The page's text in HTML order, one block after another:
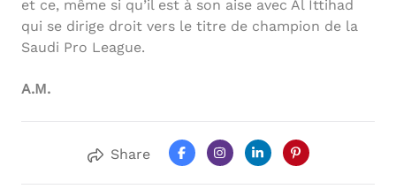
et ce, même si qu’il est à son aise avec Al Ittihad
qui se dirige droit vers le titre de champion de la
Saudi Pro League.
A.M.
Share